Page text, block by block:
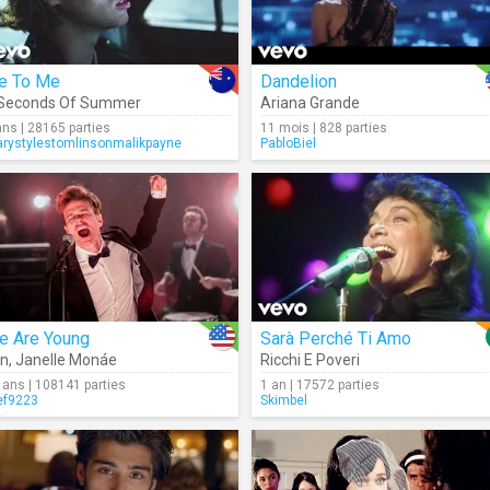
To Me
Of Summer
| 28165 parties
Dandelion
Ariana Grande
11 mois | 828 parties
PabloBiel
Are Young
, Janelle Monáe
| 108141 parties
Sarà Perché Ti Amo
Ricchi E Poveri
1 an | 17572 parties
Skimbel